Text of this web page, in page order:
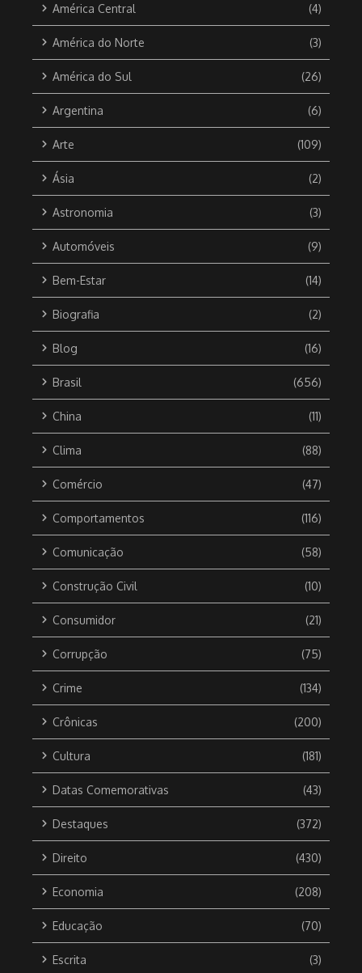
América Central (4)
América do Norte (3)
América do Sul (26)
Argentina (6)
Arte (109)
Ásia (2)
Astronomia (3)
Automóveis (9)
Bem-Estar (14)
Biografia (2)
Blog (16)
Brasil (656)
China (11)
Clima (88)
Comércio (47)
Comportamentos (116)
Comunicação (58)
Construção Civil (10)
Consumidor (21)
Corrupção (75)
Crime (134)
Crônicas (200)
Cultura (181)
Datas Comemorativas (43)
Destaques (372)
Direito (430)
Economia (208)
Educação (70)
Escrita (3)